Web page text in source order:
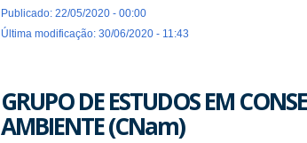
Publicado: 22/05/2020 - 00:00
Última modificação: 30/06/2020 - 11:43
GRUPO DE ESTUDOS EM
AMBIENTE (CNam)